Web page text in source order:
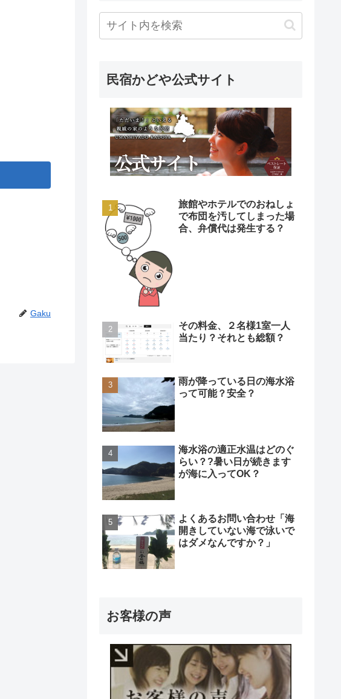
Gaku
民宿かどや公式サイト
旅館やホテルでのおねしょ
で布団を汚してしまった場
合、弁償代は発生する？
その料金、２名様1室一人
当たり？それとも総額？
雨が降っている日の海水浴
って可能？安全？
海水浴の適正水温はどのぐ
らい？?暑い日が続きます
が海に入ってOK？
よくあるお問い合わせ「海
開きしていない海で泳いで
はダメなんですか？」
お客様の声